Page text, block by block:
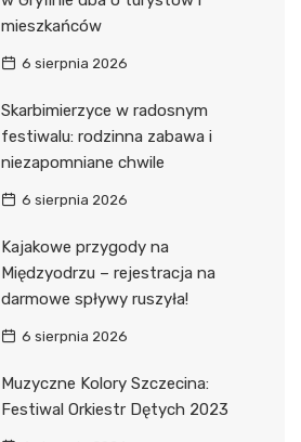
mieszkańców
6 sierpnia 2026
Skarbimierzyce w radosnym
festiwalu: rodzinna zabawa i
niezapomniane chwile
6 sierpnia 2026
Kajakowe przygody na
Międzyodrzu – rejestracja na
darmowe spływy ruszyła!
6 sierpnia 2026
Muzyczne Kolory Szczecina:
Festiwal Orkiestr Dętych 2023